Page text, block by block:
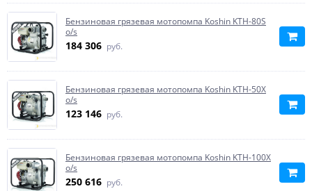
Бензиновая грязевая мотопомпа Koshin KTH-80S
o/s
184 306 руб.
Бензиновая грязевая мотопомпа Koshin KTH-50X
o/s
123 146 руб.
Бензиновая грязевая мотопомпа Koshin KTH-100X
o/s
250 616 руб.